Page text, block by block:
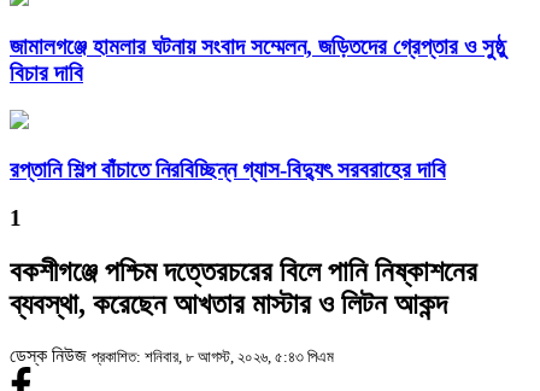
জামালগঞ্জে হামলার ঘটনায় সংবাদ সম্মেলন, জড়িতদের গ্রেপ্তার ও সুষ্ঠু
বিচার দাবি
রপ্তানি শিল্প বাঁচাতে নিরবিচ্ছিন্ন গ্যাস-বিদ্যুৎ সরবরাহের দাবি
1
বকশীগঞ্জে পশ্চিম দত্তেরচরের বিলে পানি নিষ্কাশনের
ব্যবস্থা, করেছেন আখতার মাস্টার ও লিটন আকন্দ
ডেস্ক নিউজ প্রকাশিত: শনিবার, ৮ আগস্ট, ২০২৬, ৫:৪৩ পিএম